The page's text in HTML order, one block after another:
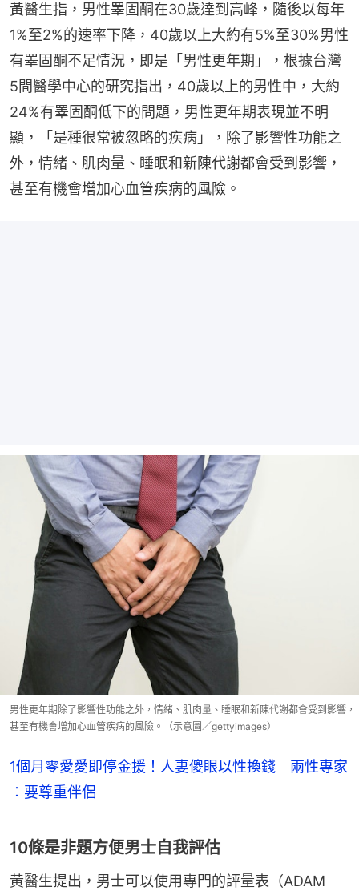
黃醫生指，男性睪固酮在30歲達到高峰，隨後以每年
1%至2%的速率下降，40歲以上大約有5%至30%男性
有睪固酮不足情況，即是「男性更年期」，根據台灣
5間醫學中心的研究指出，40歲以上的男性中，大約
24%有睪固酮低下的問題，男性更年期表現並不明
顯，「是種很常被忽略的疾病」，除了影響性功能之
外，情緒、肌肉量、睡眠和新陳代謝都會受到影響，
甚至有機會增加心血管疾病的風險。
男性更年期除了影響性功能之外，情緒、肌肉量、睡眠和新陳代謝都會受到影響，
甚至有機會增加心血管疾病的風險。（示意圖／gettyimages）
1個月零愛愛即停金援！人妻傻眼以性換錢 兩性專家
︰要尊重伴侶
10條是非題方便男士自我評估
黃醫生提出，男士可以使用專門的評量表（ADAM